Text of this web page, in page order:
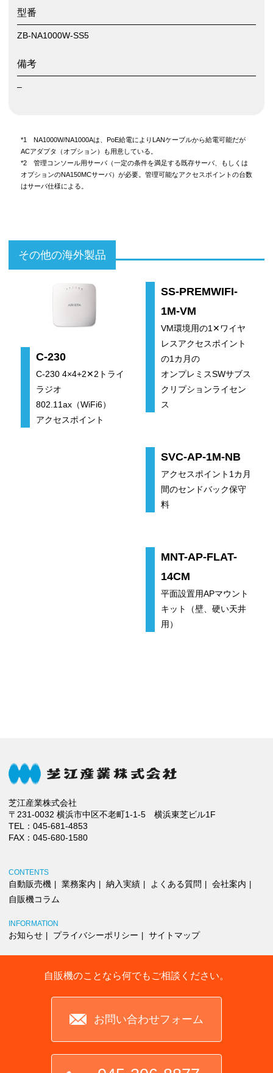
型番
ZB-NA1000W-SS5
備考
–
*1 NA1000W/NA1000Aは、PoE給電によりLANケーブルから給電可能だが
ACアダプタ（オプション）も用意している。
*2 管理コンソール用サーバ（一定の条件を満足する既存サーバ、もしくは
オプションのNA150MCサーバ）が必要。管理可能なアクセスポイントの台数
はサーバ仕様による。
その他の海外製品
C-230
C-230 4×4+2✕2トライ
ラジオ
802.11ax（WiFi6）
アクセスポイント
SS-PREMWIFI-
1M-VM
VM環境用の1✕ワイヤ
レスアクセスポイント
の1カ月の
オンプレミスSWサブス
クリプションライセン
ス
SVC-AP-1M-NB
アクセスポイント1カ月
間のセンドバック保守
料
MNT-AP-FLAT-
14CM
平面設置用APマウント
キット（壁、硬い天井
用）
芝江産業株式会社
〒231-0032 横浜市中区不老町1-1-5 横浜東芝ビル1F
TEL： 045-681-4853
FAX：045-680-1580
CONTENTS
自動販売機 業務案内 納入実績 よくある質問
会社案内
自販機コラム
INFORMATION
お知らせ プライバシーポリシー サイトマップ
自販機のことなら何でもご相談ください。
お問い合わせフォーム